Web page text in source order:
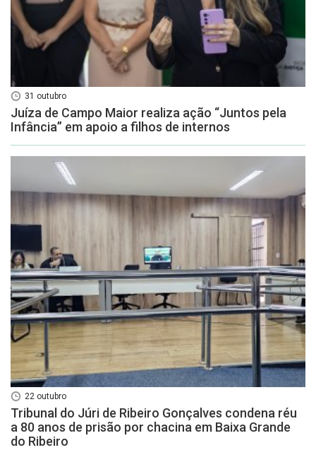
31 outubro
Juíza de Campo Maior realiza ação “Juntos pela
Infância” em apoio a filhos de internos
22 outubro
Tribunal do Júri de Ribeiro Gonçalves condena réu
a 80 anos de prisão por chacina em Baixa Grande
do Ribeiro